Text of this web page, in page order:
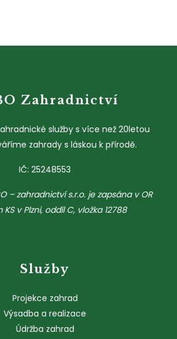
Zahradnictví
služby s více než 20letou
zahrady s láskou k přírodě.
IČ: 25248553
– zahradnictví s.r.o. je zapsána v OR
v Plzni, oddíl C, vložka 12788
Služby
Projekce zahrad
Výsadba a realizace
Údržba zahrad